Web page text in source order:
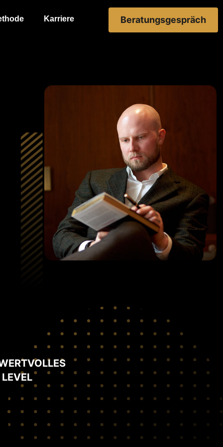
Karriere Beratungsgespräch